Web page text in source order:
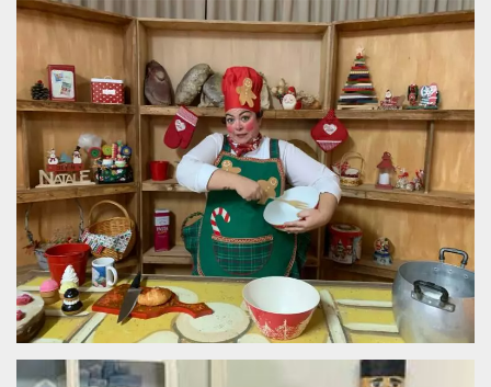
generato da
applicazioni
basate sul
linguaggio PHP.
identificatore
generico
utilizzato per
mantenere le
variabili di
sessione utente.
Normalmente è
un numero
generato in
modo casuale, il
modo in cui
viene utilizzato
può essere
specifico per il
sito, ma un
buon esempio è
mantenere uno
stato di accesso
per un utente
tra le pagine.